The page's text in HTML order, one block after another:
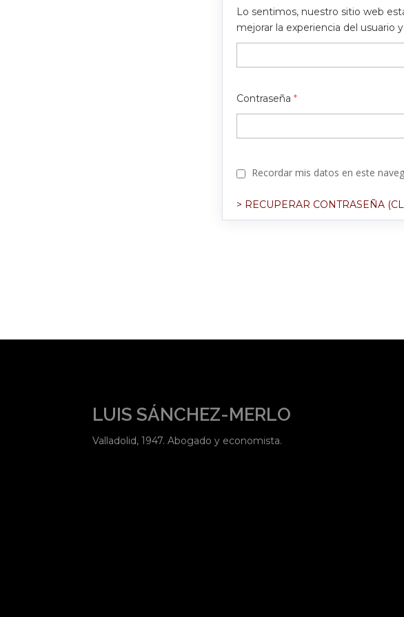
Lo sentimos, nuestro sitio web
mejorar la experiencia del usuario
Contraseña *
Recordar mis datos en este
> RECUPERAR CONTRASEÑA
LUIS SÁNCHEZ-MERLO
Valladolid, 1947. Abogado y economista.